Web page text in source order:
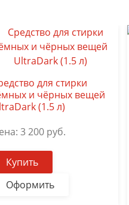
для стирки
и чёрных вещей
(1.5 л)
3 200 руб.
Купить
Оформить